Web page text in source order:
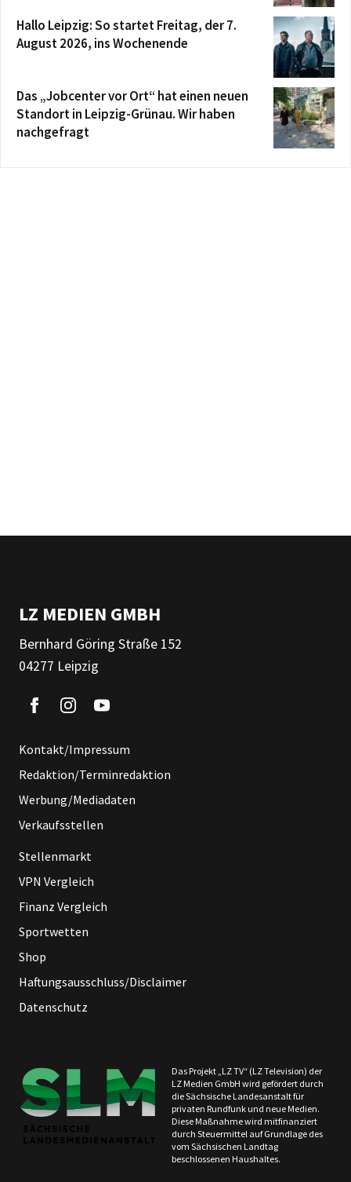
Hallo Leipzig: So startet Freitag, der 7.
August 2026, ins Wochenende
Das „Jobcenter vor Ort“ hat einen neuen
Standort in Leipzig-Grünau. Wir haben
nachgefragt
LZ MEDIEN GMBH
Bernhard Göring Straße 152
04277 Leipzig
Kontakt/Impressum
Redaktion/Terminredaktion
Werbung/Mediadaten
Verkaufsstellen
Stellenmarkt
VPN Vergleich
Finanz Vergleich
Sportwetten
Shop
Haftungsausschluss/Disclaimer
Datenschutz
Das Projekt „LZ TV“ (LZ Television) der
LZ Medien GmbH wird gefördert durch
die Sächsische Landesanstalt für
privaten Rundfunk und neue Medien.
Diese Maßnahme wird mitfinanziert
durch Steuermittel auf Grundlage des
vom Sächsischen Landtag
beschlossenen Haushaltes.